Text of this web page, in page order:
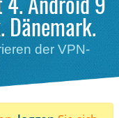
4. Android 9
Dänemark.
der VPN-